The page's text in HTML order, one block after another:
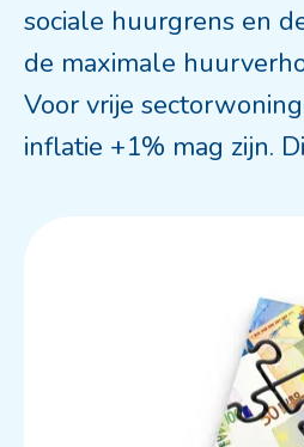
sociale huurgrens en
de maximale
Voor vrije
inflatie +1% mag zijn.